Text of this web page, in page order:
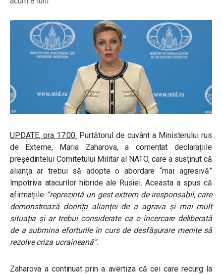
UPDATE, ora 17:00. Purtătorul de cuvânt a Ministerului rus
de Externe, Maria Zaharova, a comentat declarațiile
președintelui Comitetului Militar al NATO, care a susținut că
alianța ar trebui să adopte o abordare “mai agresivă”
împotriva atacurilor hibride ale Rusiei. Aceasta a spus că
afirmațiile “reprezintă un gest extrem de iresponsabil, care
demonstrează dorința alianței de a agrava și mai mult
situația și ar trebui considerate ca o încercare deliberată
de a submina eforturile în curs de desfășurare menite să
rezolve criza ucraineană”.
Zaharova a continuat prin a avertiza că cei care recurg la